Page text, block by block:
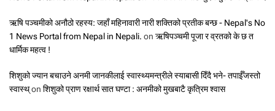
ऋषि पञ्चमीको अनौठो रहस्य: जहाँ महिनावारी नारी शक्तिको प्रतीक बन्छ - Nepal's No
1 News Portal from Nepal in Nepali. on ऋषिपञ्चमी पूजा र व्रतको के छ त
धार्मिक महत्व !
शिशुको ज्यान बचाउने अनमी जानकीलाई स्वास्थ्यमन्त्रीले स्याबासी दिँदै भने- तपाईँजस्तो
स्वास्थ्on शिशुको प्राण रक्षार्थ सात घण्टा : अनमीको मुखबाटै कृत्रिम श्वास